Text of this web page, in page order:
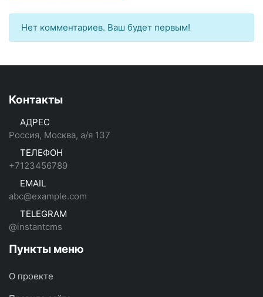
Нет комментариев. Ваш будет первым!
Контакты
АДРЕС
Россия, Москва, а/я 137
ТЕЛЕФОН
+7123456789
EMAIL
abc@example.com
TELEGRAM
@instantcms
Пункты меню
О проекте